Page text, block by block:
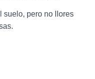
suelo, pero no llores